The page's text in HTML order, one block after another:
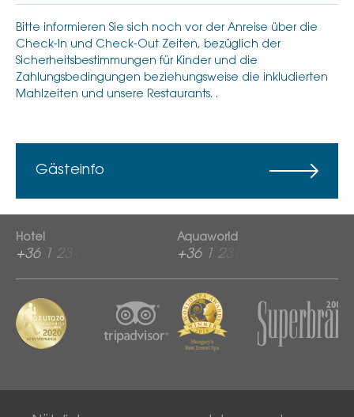
Bitte informieren Sie sich noch vor der Anreise über die
Check-In und Check-Out Zeiten, bezüglich der
Sicherheitsbestimmungen für Kinder und die
Zahlungsbedingungen beziehungsweise die inkludierten
Mahlzeiten und unsere Restaurants. .
Gästeinfo
Hotel
+36 1 2313 600
Aquaworld
+36 1 2313 760